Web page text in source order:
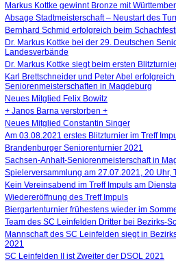
Markus Kottke gewinnt Bronze mit
Absage Stadtmeisterschaft – Neustart des
Bernhard Schmid erfolgreich beim
Dr. Markus Kottke bei der 29. Deutschen
Landesverbände
Dr. Markus Kottke siegt beim ersten
Karl Brettschneider und Peter Abel
Seniorenmeisterschaften in Magdeburg
Neues Mitglied Felix Bowitz
+ Janos Barna verstorben +
Neues Mitglied Constantin Singer
Am 03.08.2021 erstes Blitzturnier im Treff
Brandenburger Seniorenturnier 2021
Sachsen-Anhalt-Seniorenmeisterschaft in
Spielerversammlung am 27.07.2021, 20 Uhr,
Kein Vereinsabend im Treff Impuls am
Wiedereröffnung des Treff Impuls
Biergartenturnier frühestens wieder im
Team des SC Leinfelden Dritter bei Bezirks-
Mannschaft des SC Leinfelden siegt in
2021
SC Leinfelden II ist Zweiter der DSOL 2021